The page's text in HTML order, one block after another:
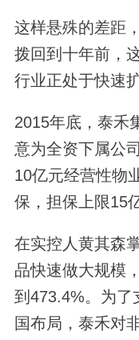
这样悬殊的差距
拨回到十年前，
行业正处于快速
2015年底，泰禾
意为全资下属公
10亿元经营性物
保，担保上限15
在实控人黄其森
品快速做大规模
到473.4%。为了
国布局，泰禾对